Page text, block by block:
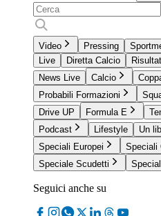
Video Pressing
Live
Diretta Calcio
News Live
Calcio
Probabili Formazioni
Drive UP
Formula E
Podcast
Lifestyle
Un
Speciali Europei
Speciali
Speciale Scudetti
Seguici anche su